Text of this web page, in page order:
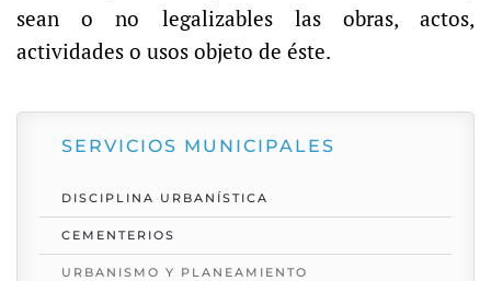
sean o no legalizables las obras, actos,
actividades o usos objeto de éste.
SERVICIOS MUNICIPALES
DISCIPLINA URBANÍSTICA
CEMENTERIOS
URBANISMO Y PLANEAMIENTO